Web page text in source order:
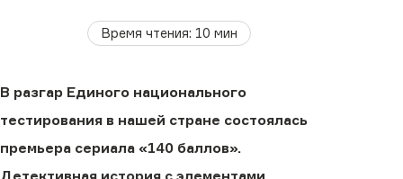
Время чтения: 10 мин
В разгар Единого национального
тестирования в нашей стране состоялась
премьера сериала «140 баллов».
Детективная история с элементами